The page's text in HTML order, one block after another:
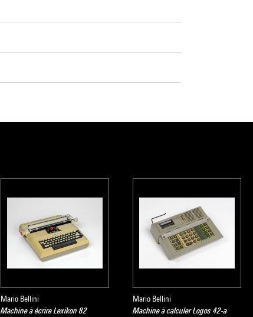
Mario Bellini
Machine à écrire Lexikon 82
Mario Bellini
Machine à calculer Logos 42-a